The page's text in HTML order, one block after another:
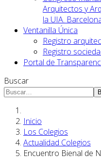
Arquitectos y
la UIA.
Ventanilla Única
Registro
Registro
Portal de
Buscar
Inicio
Los Colegios
Actualidad Colegios
Encuentro Bienal de